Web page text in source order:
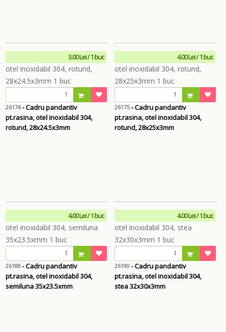
3.00 Lei / 1 buc
26174- Cadru pandantiv
pt.rasina, otel inoxidabil 304,
rotund, 28x24.5x3mm
4.00 Lei / 1 buc
26175- Cadru pandantiv
pt.rasina, otel inoxidabil 304,
rotund, 28x25x3mm
4.00 Lei / 1 buc
26188 - Cadru pandantiv
pt.rasina, otel inoxidabil 304,
semiluna 35x23.5xmm
4.00 Lei / 1 buc
26190- Cadru pandantiv
pt.rasina, otel inoxidabil 304,
stea 32x30x3mm